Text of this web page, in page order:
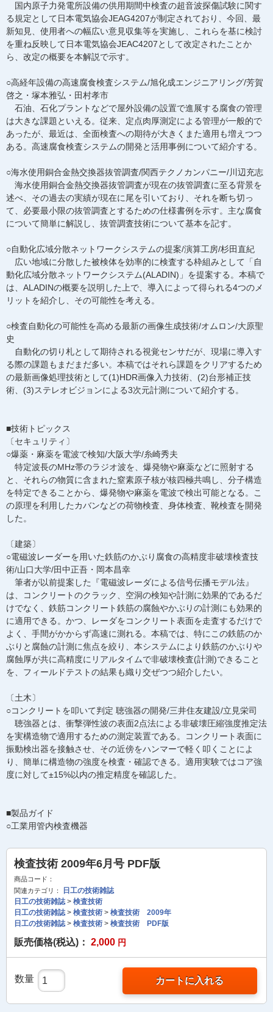
国内原子力発電所設備の供用期間中検査の超音波探傷試験に関す
る規定として日本電気協会JEAG4207が制定されており、今回、最
新知見、使用者への幅広い意見収集等を実施し、これらを基に検討
を重ね反映して日本電気協会JEAC4207として改定されたことか
ら、改定の概要を本解説で示す。
○高経年設備の高速腐食検査システム/旭化成エンジニアリング/芳賀
啓之・塚本雅弘・田村孝市
石油、石化プラントなどで屋外設備の設置で進展する腐食の管理
は大きな課題といえる。従来、定点肉厚測定による管理が一般的で
あったが、最近は、全面検査への期待が大きくまた適用も増えつつ
ある。高速腐食検査システムの開発と活用事例について紹介する。
○海水使用銅合金熱交換器抜管調査/関西テクノカンパニー/川辺充志
海水使用銅合金熱交換器抜管調査が現在の抜管調査に至る背景を
述べ、その過去の実績が現在に尾を引いており、それを断ち切っ
て、必要最小限の抜管調査とするための仕様書例を示す。主な腐食
について簡単に解説し、抜管調査技術について基本を記す。
○自動化広域分散ネットワークシステムの提案/演算工房/杉田直紀
広い地域に分散した被検体を効率的に検査する枠組みとして「自
動化広域分散ネットワークシステム(ALADIN)」を提案する。本稿で
は、ALADINの概要を説明した上で、導入によって得られる4つのメ
リットを紹介し、その可能性を考える。
○検査自動化の可能性を高める最新の画像生成技術/オムロン/大原聖
史
自動化の切り札として期待される視覚センサだが、現場に導入す
る際の課題もまだまだ多い。本稿ではそれら課題をクリアするため
の最新画像処理技術として(1)HDR画像入力技術、(2)台形補正技
術、(3)ステレオビジョンによる3次元計測について紹介する。
■技術トピックス
〔セキュリティ〕
○爆薬・麻薬を電波で検知/大阪大学/糸崎秀夫
特定波長のMHz帯のラジオ波を、爆発物や麻薬などに照射する
と、それらの物質に含まれた窒素原子核が核四極共鳴し、分子構造
を特定できることから、爆発物や麻薬を電波で検出可能となる。こ
の原理を利用したカバンなどの荷物検査、身体検査、靴検査を開発
した。
〔建築〕
○電磁波レーダーを用いた鉄筋のかぶり腐食の高精度非破壊検査技
術/山口大学/田中正吾・岡本昌幸
筆者が以前提案した『電磁波レーダによる信号伝播モデル法』
は、コンクリートのクラック、空洞の検知や計測に効果的であるだ
けでなく、鉄筋コンクリート鉄筋の腐蝕やかぶりの計測にも効果的
に適用できる。かつ、レーダをコンクリート表面を走査するだけで
よく、手間がかからず高速に測れる。本稿では、特にこの鉄筋のか
ぶりと腐蝕の計測に焦点を絞り、本システムにより鉄筋のかぶりや
腐蝕厚が共に高精度にリアルタイムで非破壊検査(計測)できること
を、フィールドテストの結果も織り交ぜつつ紹介したい。
〔土木〕
○コンクリートを叩いて判定 聴強器の開発/三井住友建設/立見栄司
聴強器とは、衝撃弾性波の表面2点法による非破壊圧縮強度推定法
を実構造物で適用するための測定装置である。コンクリート表面に
振動検出器を接触させ、その近傍をハンマーで軽く叩くことによ
り、簡単に構造物の強度を検査・確認できる。適用実験ではコア強
度に対して±15%以内の推定精度を確認した。
■製品ガイド
○工業用管内検査機器
検査技術 2009年6月号 PDF版
商品コード：
関連カテゴリ：
日工の技術雑誌
日工の技術雑誌> 検査技術
日工の技術雑誌> 検査技術 > 検査技術 2009年
日工の技術雑誌> 検査技術 > 検査技術 PDF版
販売価格(税込)： 2,000 円
数量 カートに入れる